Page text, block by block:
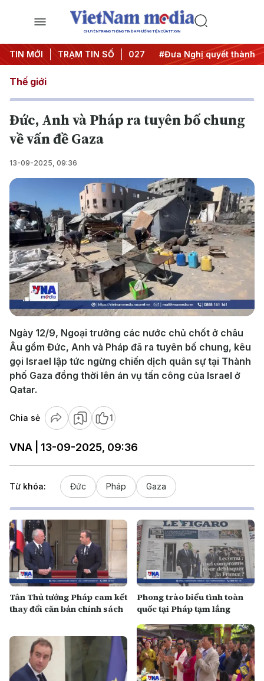
CHUYÊN TRANG THÔNG TIN ĐA PHƯƠNG TIỆN CỦA TTXVN
TIN MỚI TRẠM TIN SỐ
Trung ương 3 #APEC 2027 #Đưa Nghị quyết thành
Thế giới
Đức, Anh và Pháp ra tuyên bố chung
về vấn đề Gaza
13-09-2025, 09:36
Play
Video
Ngày 12/9, Ngoại trưởng các nước chủ chốt ở châu
Âu gồm Đức, Anh và Pháp đã ra tuyên bố chung, kêu
gọi Israel lập tức ngừng chiến dịch quân sự tại Thành
phố Gaza đồng thời lên án vụ tấn công của Israel ở
Qatar.
Chia sẻ 1
VNA | 13-09-2025, 09:36
Từ khóa: Đức Pháp Gaza
Tân Thủ tướng Pháp cam kết
thay đổi căn bản chính sách
Phong trào biểu tình toàn
quốc tại Pháp tạm lắng